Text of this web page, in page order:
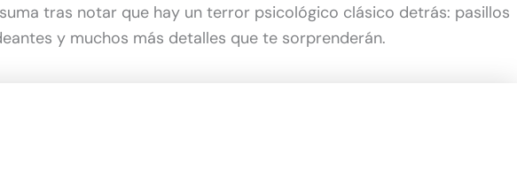
tras notar que hay un terror psicológico clásico detrás: pasillos
y muchos más detalles que te sorprenderán.